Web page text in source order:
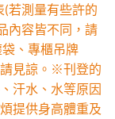
若測量有些許的
內容皆不同，請
、專櫃吊牌
見諒。※刊登的
汗水、水等原因
提供身高體重及